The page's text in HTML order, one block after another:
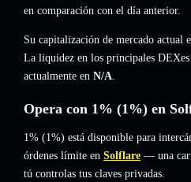
en comparación con el día anterior.
Su capitalización de mercado actual
La liquidez en los principales DEXes
actualmente en N/A.
Opera con 1% (1%) en
1% (1%) está disponible para
órdenes límite en Solflare — una
tú controlas tus claves privadas.